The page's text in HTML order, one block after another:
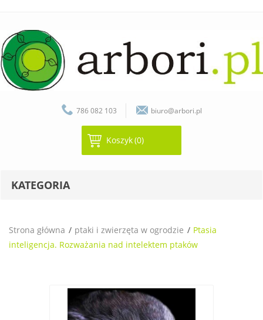
786 082 103 biuro@arbori.pl
Koszyk(0)
KATEGORIA
Strona główna ptaki i zwierzęta w ogrodzie
Ptasia
inteligencja. Rozważania nad intelektem ptaków